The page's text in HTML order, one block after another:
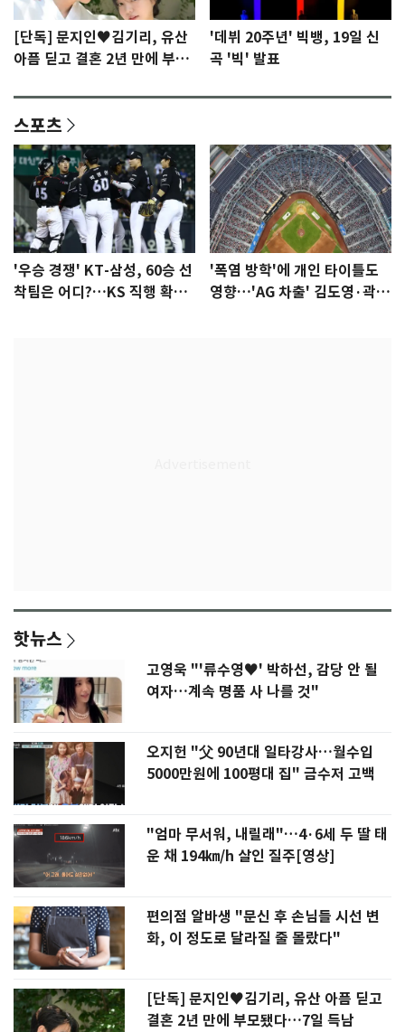
[단독] 문지인♥김기리, 유산
아픔 딛고 결혼 2년 만에 부모
'데뷔 20주년' 빅뱅, 19일 신
곡 '빅' 발표
스포츠
'우승 경쟁' KT-삼성, 60승 선
착팀은 어디?…KS 직행 확률
'폭염 방학'에 개인 타이틀도
영향…'AG 차출' 김도영·곽빈
핫뉴스
고영욱 "'류수영♥' 박하선, 감당 안 될
여자…계속 명품 사 나를 것"
오지헌 "父 90년대 일타강사…월수입
5000만원에 100평대 집" 금수저 고백
"엄마 무서워, 내릴래"…4·6세 두 딸 태
운 채 194㎞/h 살인 질주[영상]
편의점 알바생 "문신 후 손님들 시선 변
화, 이 정도로 달라질 줄 몰랐다"
[단독] 문지인♥김기리, 유산 아픔 딛고
결혼 2년 만에 부모됐다…7일 득남